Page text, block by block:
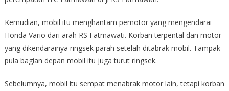
Kemudian, mobil itu menghantam pemotor yang mengendarai
Honda Vario dari arah RS Fatmawati. Korban terpental dan motor
yang dikendarainya ringsek parah setelah ditabrak mobil. Tampak
pula bagian depan mobil itu juga turut ringsek.
Sebelumnya, mobil itu sempat menabrak motor lain, tetapi korban